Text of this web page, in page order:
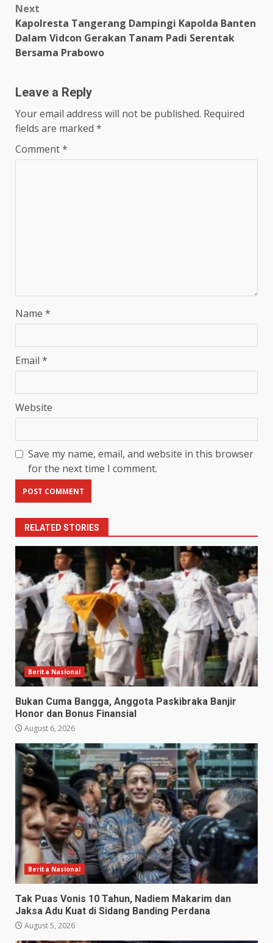
Next
Kapolresta Tangerang Dampingi Kapolda Banten
Dalam Vidcon Gerakan Tanam Padi Serentak
Bersama Prabowo
Leave a Reply
Your email address will not be published. Required
fields are marked *
Comment*
Name *
Email *
Website
Save my name, email, and website in this browser
for the next time I comment.
RELATED STORIES
Berita Nasional
Bukan Cuma Bangga, Anggota Paskibraka Banjir
Honor dan Bonus Finansial
August 6, 2026
Berita Nasional
Tak Puas Vonis 10 Tahun, Nadiem Makarim dan
Jaksa Adu Kuat di Sidang Banding Perdana
August 5, 2026